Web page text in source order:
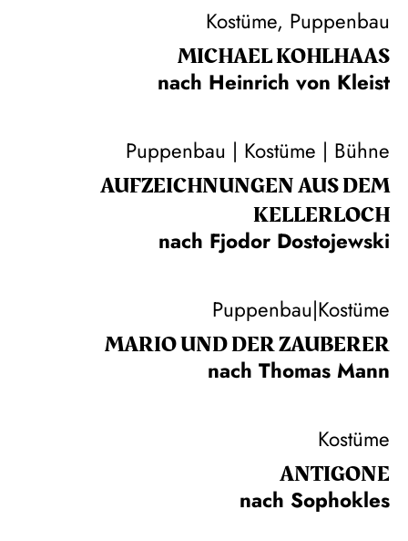
Kostüme, Puppenbau
MICHAEL KOHLHAAS
nach Heinrich von Kleist
Puppenbau | Kostüme | Bühne
AUF­ZEICH­NUNGEN AUS DEM
KELLER­LOCH
nach Fjodor Dostojewski
Puppenbau|Kostüme
MARIO UND DER ZAUBERER
nach Thomas Mann
Kostüme
ANTIGONE
nach Sophokles